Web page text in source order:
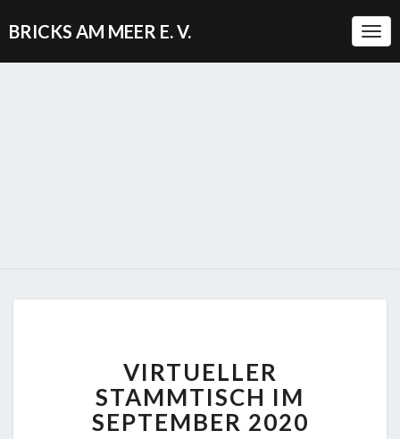
BRICKS AM MEER E. V.
STAMMTISCH
IM
SEPTEMBER
2020
VIRTUELLER
STAMMTISCH IM
SEPTEMBER 2020